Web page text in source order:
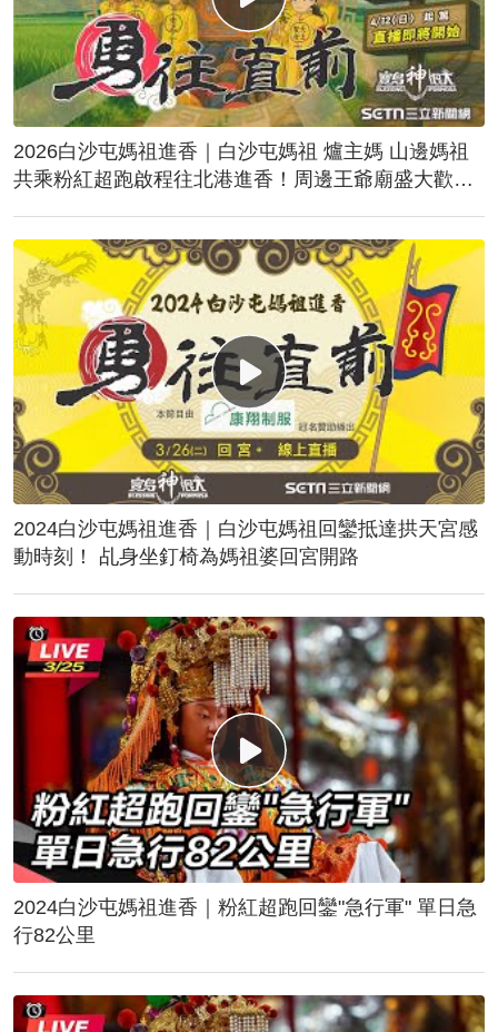
2026白沙屯媽祖進香｜白沙屯媽祖 爐主媽 山邊媽祖
共乘粉紅超跑啟程往北港進香！周邊王爺廟盛大歡
2024白沙屯媽祖進香｜白沙屯媽祖回鑾抵達拱天宮感
動時刻！ 乩身坐釘椅為媽祖婆回宮開路
2024白沙屯媽祖進香｜粉紅超跑回鑾"急行軍" 單日急
行82公里